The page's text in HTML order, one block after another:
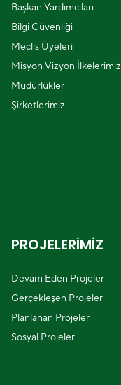
Başkan Yardımcıları
Bilgi Güvenliği
Meclis Üyeleri
Misyon Vizyon İlkelerimiz
Müdürlükler
Şirketlerimiz
PROJELERİMİZ
Devam Eden Projeler
Gerçekleşen Projeler
Planlanan Projeler
Sosyal Projeler